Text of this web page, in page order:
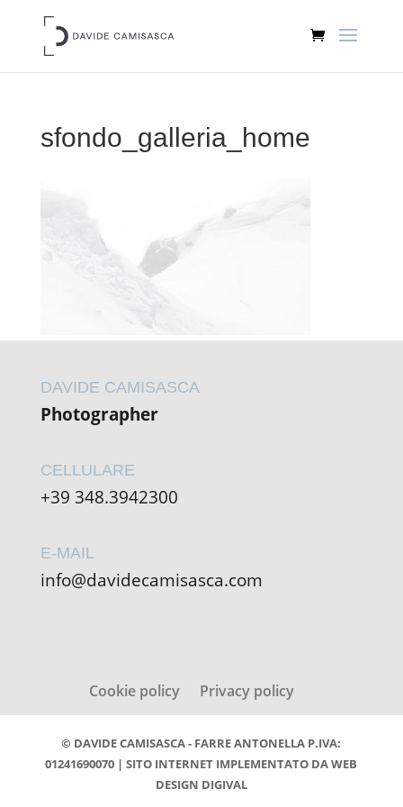
sfondo_galleria_home
DAVIDE CAMISASCA
Photographer
CELLULARE
+39 348.3942300
E-MAIL
info@davidecamisasca.com
Cookie policy Privacy policy
© DAVIDE CAMISASCA - FARRE ANTONELLA P.IVA:
01241690070 | SITO INTERNET IMPLEMENTATO DAWEB
DESIGN DIGIVAL